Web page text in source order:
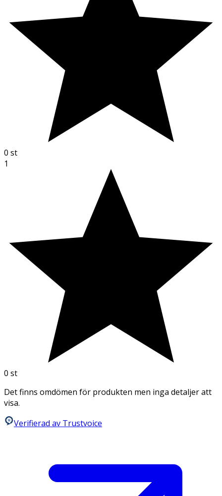
0 st
1
0 st
Det finns omdömen för produkten men inga detaljer att
visa.
Verifierad av Trustvoice